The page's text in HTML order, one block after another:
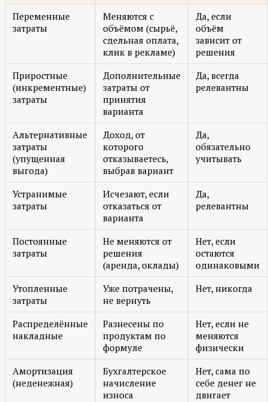
Переменные
затраты
Меняются с
объёмом (сырьё,
сдельная оплата,
клик в рекламе)
Да, если
объём
зависит от
решения
Приростные
(инкрементные)
затраты
Дополнительные
затраты от
принятия
варианта
Да, всегда
релевантны
Альтернативные
затраты
(упущенная
выгода)
Доход, от
которого
отказываетесь,
выбрав вариант
Да,
обязательно
учитывать
Устранимые
затраты
Исчезают, если
отказаться от
варианта
Да,
релевантны
Постоянные
затраты
Не меняются от
решения
(аренда, оклады)
Нет, если
остаются
одинаковыми
Утопленные
затраты
Уже потрачены,
не вернуть
Нет, никогда
Распределённые
накладные
Разнесены по
продуктам по
формуле
Нет, если не
меняются
физически
Амортизация
(неденежная)
Бухгалтерское
начисление
износа
Нет, сама по
себе денег не
двигает